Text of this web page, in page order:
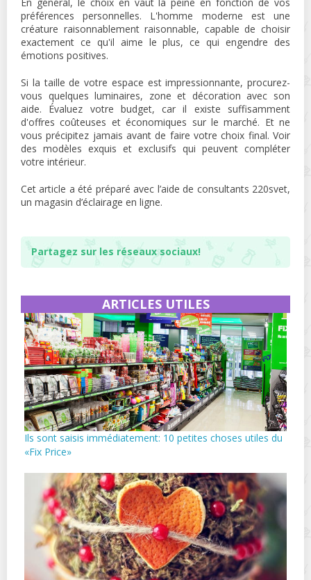
En général, le choix en vaut la peine en fonction de vos
préférences personnelles. L'homme moderne est une
créature raisonnablement raisonnable, capable de choisir
exactement ce qu'il aime le plus, ce qui engendre des
émotions positives.
Si la taille de votre espace est impressionnante, procurez-
vous quelques luminaires, zone et décoration avec son
aide. Évaluez votre budget, car il existe suffisamment
d'offres coûteuses et économiques sur le marché. Et ne
vous précipitez jamais avant de faire votre choix final. Voir
des modèles exquis et exclusifs qui peuvent compléter
votre intérieur.
Cet article a été préparé avec l’aide de consultants 220svet,
un magasin d’éclairage en ligne.
Partagez sur les réseaux sociaux!
ARTICLES UTILES
Ils sont saisis immédiatement: 10 petites choses utiles du
«Fix Price»